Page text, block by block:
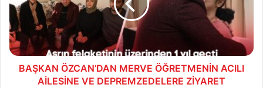
ACILI
AİLESİNE
VE
DEPREMZEDELERE
ZİYARET
BAŞKAN ÖZCAN’DAN MERVE ÖĞRETMENİN ACILI
AİLESİNE VE DEPREMZEDELERE ZİYARET